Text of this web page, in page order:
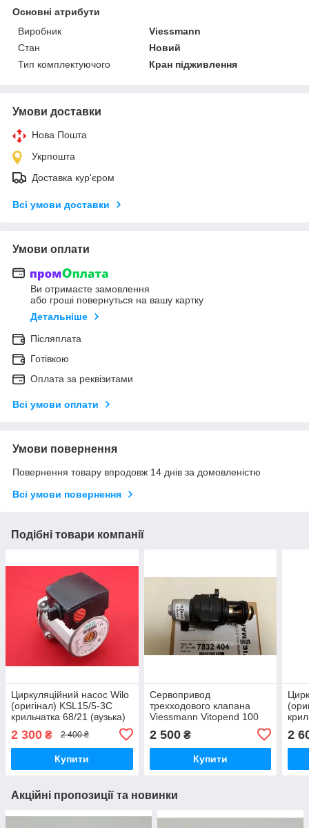
Основні атрибути
Виробник
Viessmann
Стан
Новий
Тип комплектуючого
Кран підживлення
Умови доставки
Нова Пошта
Укрпошта
Доставка кур'єром
Всі умови доставки
Умови оплати
Ви отримаєте замовлення
або гроші повернуться на вашу картку
Детальніше
Післяплата
Готівкою
Оплата за реквізитами
Всі умови оплати
Умови повернення
Повернення товару впродовж 14 днів за домовленістю
Всі умови повернення
Подібні товари компанії
Циркуляційний насос Wilo
(оригінал) KSL15/5-3C
крильчатка 68/21 (вузька)
2 300 ₴ 2 400 ₴
Купити
Сервопривод
трехходового клапана
Viessmann Vitopend 100
2 500₴
Купити
2
Акційні пропозиції та новинки